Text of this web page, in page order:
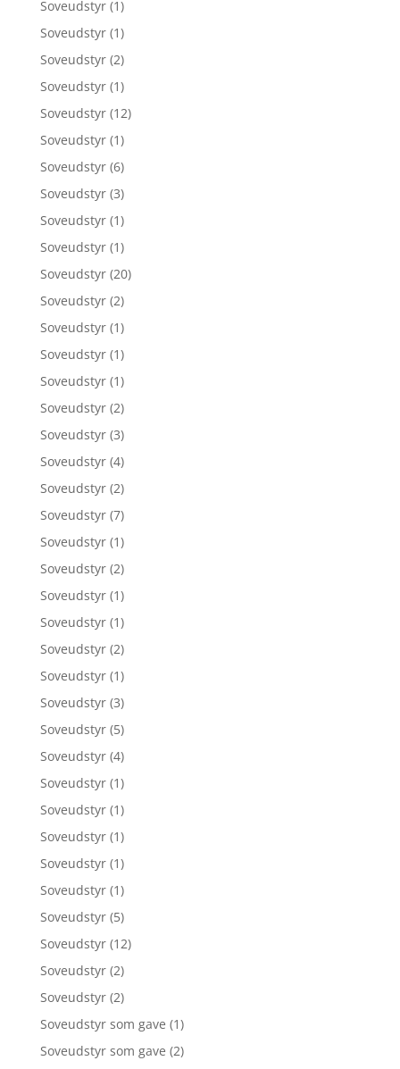
Soveudstyr (1)
Soveudstyr (1)
Soveudstyr (2)
Soveudstyr (1)
Soveudstyr (12)
Soveudstyr (1)
Soveudstyr (6)
Soveudstyr (3)
Soveudstyr (1)
Soveudstyr (1)
Soveudstyr (20)
Soveudstyr (2)
Soveudstyr (1)
Soveudstyr (1)
Soveudstyr (1)
Soveudstyr (2)
Soveudstyr (3)
Soveudstyr (4)
Soveudstyr (2)
Soveudstyr (7)
Soveudstyr (1)
Soveudstyr (2)
Soveudstyr (1)
Soveudstyr (1)
Soveudstyr (2)
Soveudstyr (1)
Soveudstyr (3)
Soveudstyr (5)
Soveudstyr (4)
Soveudstyr (1)
Soveudstyr (1)
Soveudstyr (1)
Soveudstyr (1)
Soveudstyr (1)
Soveudstyr (5)
Soveudstyr (12)
Soveudstyr (2)
Soveudstyr (2)
Soveudstyr som gave (1)
Soveudstyr som gave (2)